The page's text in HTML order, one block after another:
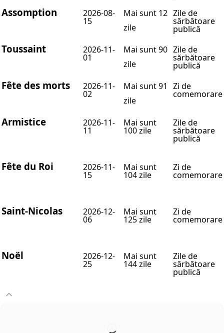
Assomption 2026-08-
15
Mai sunt 12
zile
Zile de
sărbătoare
publică
Toussaint 2026-11-
01
Mai sunt 90
zile
Zile de
sărbătoare
publică
Fête des morts 2026-11-
02
Mai sunt 91
zile
Zi de
comemorare
Armistice 2026-11-
11
Mai sunt
100 zile
Zile de
sărbătoare
publică
Fête du Roi 2026-11-
15
Mai sunt
104 zile
Zi de
comemorare
Saint-Nicolas 2026-12-
06
Mai sunt
125 zile
Zi de
comemorare
Noël 2026-12-
25
Mai sunt
144 zile
Zile de
sărbătoare
publică